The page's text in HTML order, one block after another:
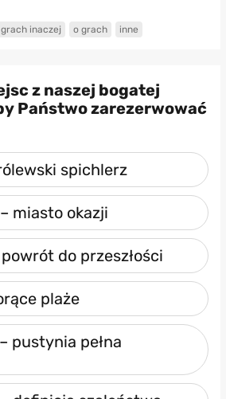
inaczej o grach inne
z naszej bogatej
Państwo zarezerwować
spichlerz
miasto okazji
do przeszłości
plaże
pustynia pełna